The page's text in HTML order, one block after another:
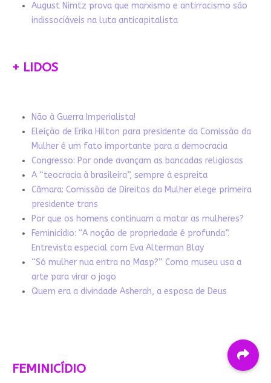
August Nimtz prova que marxismo e antirracismo são
indissociáveis na luta anticapitalista
+ LIDOS
Não à Guerra Imperialista!
Eleição de Erika Hilton para presidente da Comissão da
Mulher é um fato importante para a democracia
Congresso: Por onde avançam as bancadas religiosas
A “teocracia à brasileira”, sempre à espreita
Câmara: Comissão de Direitos da Mulher elege primeira
presidente trans
Por que os homens continuam a matar as mulheres?
Feminicídio: “A noção de propriedade é profunda”.
Entrevista especial com Eva Alterman Blay
“Só mulher nua entra no Masp?” Como museu usa a
arte para virar o jogo
Quem era a divindade Asherah, a esposa de Deus
FEMINICÍDIO